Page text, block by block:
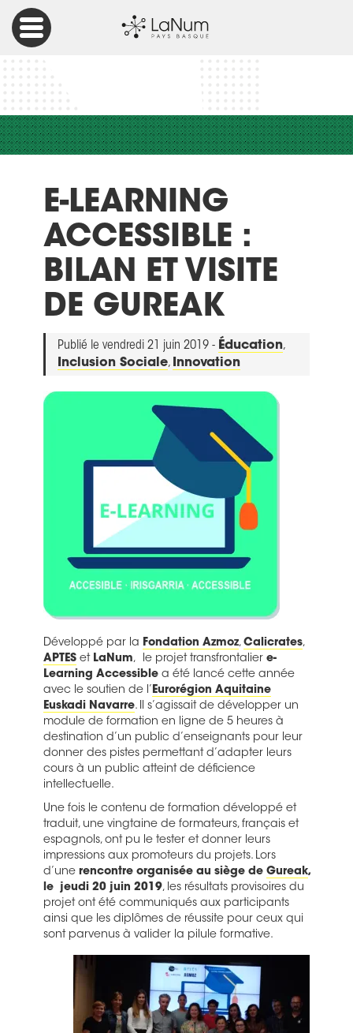
Accueil
E-learning Accessible : bilan et visite de Gureak
E-LEARNING
ACCESSIBLE :
BILAN ET VISITE
DE GUREAK
Publié le vendredi 21 juin 2019 - Éducation,
Inclusion Sociale, Innovation
Développé par la Fondation Azmoz, Calicrates,
APTES et LaNum, le projet transfrontalier e-
Learning Accessible a été lancé cette année
avec le soutien de l’ Eurorégion Aquitaine
Euskadi Navarre. Il s’agissait de développer un
module de formation en ligne de 5 heures à
destination d’un public d’enseignants pour leur
donner des pistes permettant d’adapter leurs
cours à un public atteint de déficience
intellectuelle.
Une fois le contenu de formation développé et
traduit, une vingtaine de formateurs, français et
espagnols, ont pu le tester et donner leurs
impressions aux promoteurs du projets. Lors
d’une rencontre organisée au siège de Gureak,
le jeudi 20 juin 2019, les résultats provisoires du
projet ont été communiqués aux participants
ainsi que les diplômes de réussite pour ceux qui
sont parvenus à valider la pilule formative.